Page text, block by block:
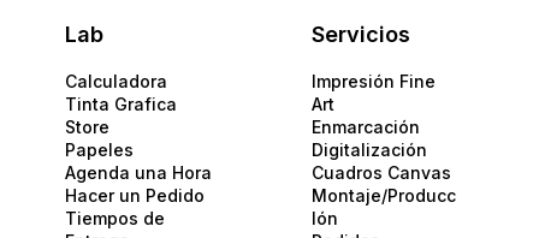
Lab
Calculadora
Tinta Grafica
Store
Papeles​
Agenda una Hora
Hacer un Pedido
Tiempos de
Servicios
Impresión Fine
Art
Enmarcación
Digitalización
Cuadros Canvas
Montaje/Producc
Ión